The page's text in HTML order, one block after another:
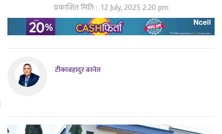
प्रकाशित मिति : 12 July, 2025 2:20 pm
टीकाबहादुर बस्नेत